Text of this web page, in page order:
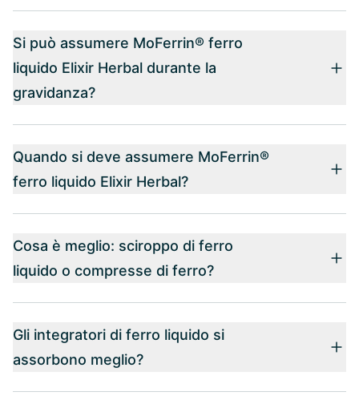
Si può assumere MoFerrin® ferro
liquido Elixir Herbal durante la
gravidanza?
Quando si deve assumere MoFerrin®
ferro liquido Elixir Herbal?
Cosa è meglio: sciroppo di ferro
liquido o compresse di ferro?
Gli integratori di ferro liquido si
assorbono meglio?